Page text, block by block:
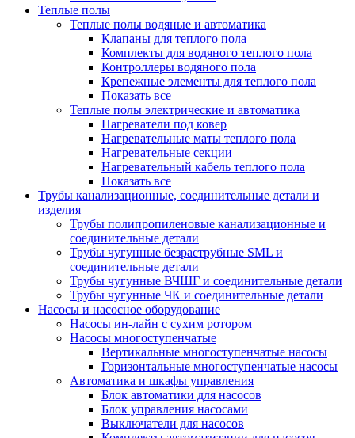
Теплые полы
Теплые полы водяные и автоматика
Клапаны для теплого пола
Комплекты для водяного теплого пола
Контроллеры водяного пола
Крепежные элементы для теплого пола
Показать все
Теплые полы электрические и автоматика
Нагреватели под ковер
Нагревательные маты теплого пола
Нагревательные секции
Нагревательный кабель теплого пола
Показать все
Трубы канализационные, соединительные детали и
изделия
Трубы полипропиленовые канализационные и
соединительные детали
Трубы чугунные безраструбные SML и
соединительные детали
Трубы чугунные ВЧШГ и соединительные детали
Трубы чугунные ЧК и соединительные детали
Насосы и насосное оборудование
Насосы ин-лайн с сухим ротором
Насосы многоступенчатые
Вертикальные многоступенчатые насосы
Горизонтальные многоступенчатые насосы
Автоматика и шкафы управления
Блок автоматики для насосов
Блок управления насосами
Выключатели для насосов